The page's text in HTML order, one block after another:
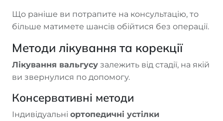
Що раніше ви потрапите на консультацію, то
більше матимете шансів обійтися без операції.
Методи лікування та корекції
Лікування вальгусу залежить від стадії, на якій
ви звернулися по допомогу.
Консервативні методи
Індивідуальні ортопедичні устілки